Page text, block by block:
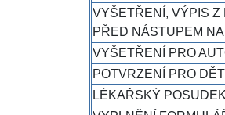
VYŠETŘENÍ, VÝPIS
PŘED NÁSTUPEM
VYŠETŘENÍ PRO
POTVRZENÍ PRO
LÉKAŘSKÝ POSUDEK